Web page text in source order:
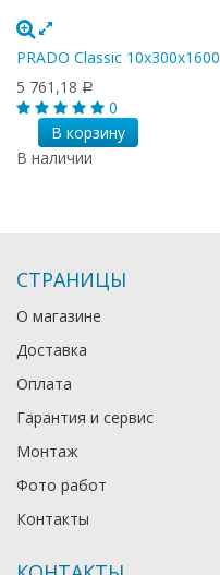
PRADO Classic 10х300х1600
5 761,18 Р
0
В корзину
В наличии
СТРАНИЦЫ
О магазине
Доставка
Оплата
Гарантия и сервис
Монтаж
Фото работ
Контакты